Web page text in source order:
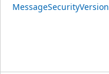
MessageSecurityVersion